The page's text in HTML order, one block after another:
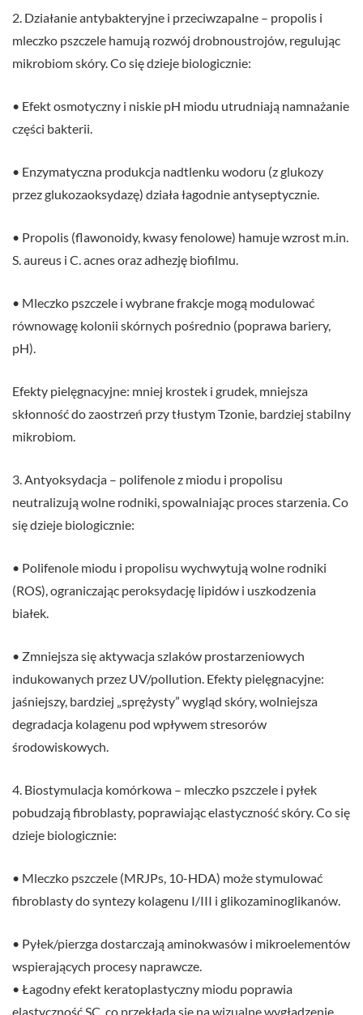
2. Działanie antybakteryjne i przeciwzapalne – propolis i
mleczko pszczele hamują rozwój drobnoustrojów, regulując
mikrobiom skóry. Co się dzieje biologicznie:
• Efekt osmotyczny i niskie pH miodu utrudniają namnażanie
części bakterii.
• Enzymatyczna produkcja nadtlenku wodoru (z glukozy
przez glukozaoksydazę) działa łagodnie antyseptycznie.
• Propolis (flawonoidy, kwasy fenolowe) hamuje wzrost m.in.
S. aureus i C. acnes oraz adhezję biofilmu.
• Mleczko pszczele i wybrane frakcje mogą modulować
równowagę kolonii skórnych pośrednio (poprawa bariery,
pH).
Efekty pielęgnacyjne: mniej krostek i grudek, mniejsza
skłonność do zaostrzeń przy tłustym Tzonie, bardziej stabilny
mikrobiom.
3. Antyoksydacja – polifenole z miodu i propolisu
neutralizują wolne rodniki, spowalniając proces starzenia. Co
się dzieje biologicznie:
• Polifenole miodu i propolisu wychwytują wolne rodniki
(ROS), ograniczając peroksydację lipidów i uszkodzenia
białek.
• Zmniejsza się aktywacja szlaków prostarzeniowych
indukowanych przez UV/pollution. Efekty pielęgnacyjne:
jaśniejszy, bardziej „sprężysty” wygląd skóry, wolniejsza
degradacja kolagenu pod wpływem stresorów
środowiskowych.
4. Biostymulacja komórkowa – mleczko pszczele i pyłek
pobudzają fibroblasty, poprawiając elastyczność skóry. Co się
dzieje biologicznie:
• Mleczko pszczele (MRJPs, 10-HDA) może stymulować
fibroblasty do syntezy kolagenu I/III i glikozaminoglikanów.
• Pyłek/pierzga dostarczają aminokwasów i mikroelementów
wspierających procesy naprawcze.
• Łagodny efekt keratoplastyczny miodu poprawia
elastyczność SC, co przekłada się na wizualne wygładzenie.